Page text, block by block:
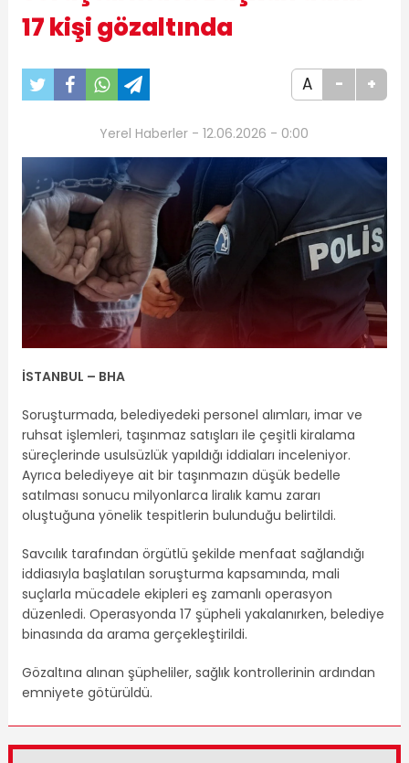
17 kişi gözaltında
A - +
Yerel Haberler - 12.06.2026 - 0:00
İSTANBUL – BHA
Soruşturmada, belediyedeki personel alımları, imar ve
ruhsat işlemleri, taşınmaz satışları ile çeşitli kiralama
süreçlerinde usulsüzlük yapıldığı iddiaları inceleniyor.
Ayrıca belediyeye ait bir taşınmazın düşük bedelle
satılması sonucu milyonlarca liralık kamu zararı
oluştuğuna yönelik tespitlerin bulunduğu belirtildi.
Savcılık tarafından örgütlü şekilde menfaat sağlandığı
iddiasıyla başlatılan soruşturma kapsamında, mali
suçlarla mücadele ekipleri eş zamanlı operasyon
düzenledi. Operasyonda 17 şüpheli yakalanırken, belediye
binasında da arama gerçekleştirildi.
Gözaltına alınan şüpheliler, sağlık kontrollerinin ardından
emniyete götürüldü.